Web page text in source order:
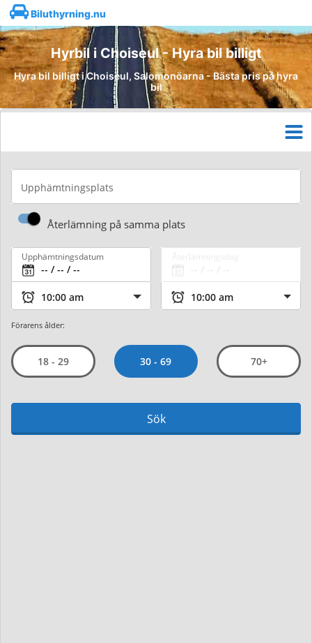
Biluthyrning.nu
Hyrbil i Choiseul - Hyra bil billigt
Hyra bil billigt i Choiseul, Salomonöarna - Bästa pris på hyra
bil
Upphämtningsplats
Återlämning på samma plats
Upphämtningsdatum
Förarens ålder:
18 - 29 30 - 69 70+
Sök